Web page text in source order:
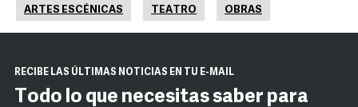
ARTES ESCÉNICAS TEATRO OBRAS
RECIBE LAS ÚLTIMAS NOTICIAS EN TU E-MAIL
Todo lo que necesitas saber para